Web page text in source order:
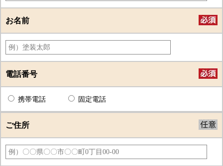
お名前
電話番号
携帯電話 固定電話
ご住所